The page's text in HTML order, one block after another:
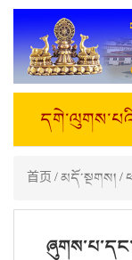
首页/མདོ་སྔགས།/